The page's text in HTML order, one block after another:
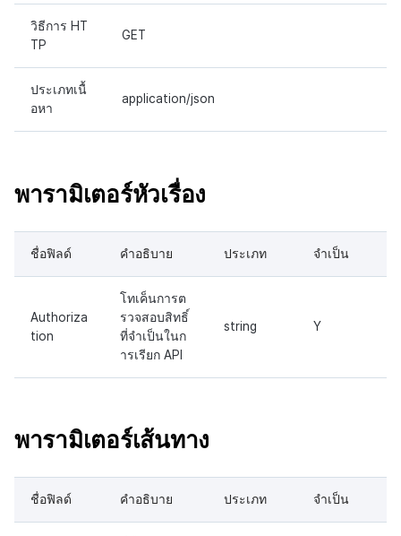
วิธีการ HT
TP
GET
ประเภทเนื้
อหา
application/json
พารามิเตอร์หัวเรื่อง
ชื่อฟิลด์ คำอธิบาย ประเภท จำเป็น
Authoriza
tion
โทเค็นการต
รวจสอบสิทธิ์
ที่จำเป็นในก
ารเรียก API
string Y
พารามิเตอร์เส้นทาง
ชื่อฟิลด์ คำอธิบาย ประเภท จำเป็น